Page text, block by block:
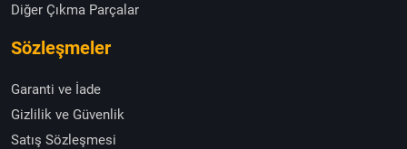
Diğer Çıkma Parçalar
Sözleşmeler
Garanti ve İade
Gizlilik ve Güvenlik
Satış Sözleşmesi